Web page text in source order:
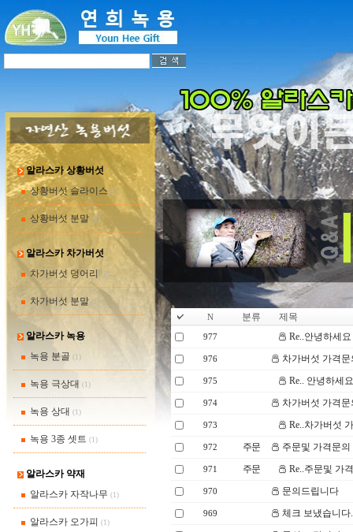
알라스카 상황버섯
상황버섯 슬라이스 (2)
상황버섯 분말 (2)
알라스카 차가버섯
차가버섯 덩어리
(2)
차가버섯 분말 (1)
알라스카 녹용
녹용 분골 (1)
녹용 극상대 (1)
녹용 상대 (1)
녹용 3종 셋트 (1)
알라스카 약재
알라스카 자작나무 (1)
알라스카 오가피 (1)
N 분류 제목
977 Re..안녕하세요
976 차가버섯 가격문
975 Re.. 안녕하세요
974 차가버섯 가격문
973 Re..차가버섯
972 주문 주문및 가격문의
971 주문 Re..주문및 가
970 문의드립니다
969 체크 보냈습니다.